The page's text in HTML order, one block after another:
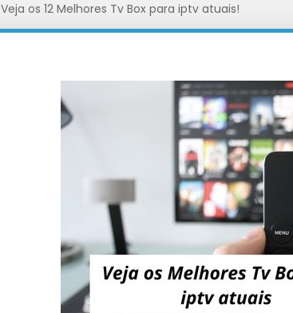
Veja os 12 Melhores Tv Box para iptv atuais!